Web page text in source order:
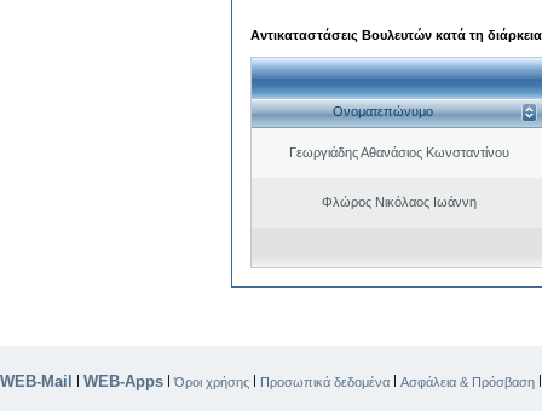
Αντικαταστάσεις Βουλευτών κατά τη
Ονοματεπώνυμο
Γεωργιάδης Αθανάσιος Κωνσταντίνου
Φλώρος Νικόλαος Ιωάννη
WEB-Mail | WEB-Apps |Όροι χρήσης | Προσωπικά δεδομένα | Ασφάλεια & Πρόσβαση